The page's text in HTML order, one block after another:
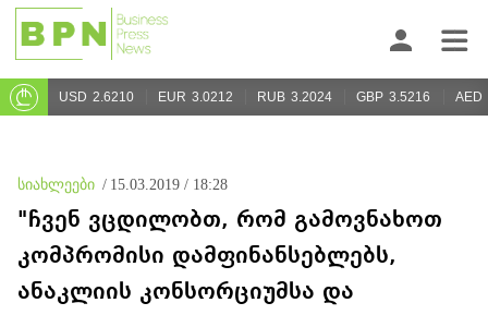
USD 2.6210 EUR 3.0212 RUB 3.2024 GBP 3.5216 AED
სიახლეები / 15.03.2019 / 18:28
"ჩვენ ვცდილობთ, რომ გამოვნახოთ
კომპრომისი დამფინანსებლებს,
ანაკლიის კონსორციუმსა და